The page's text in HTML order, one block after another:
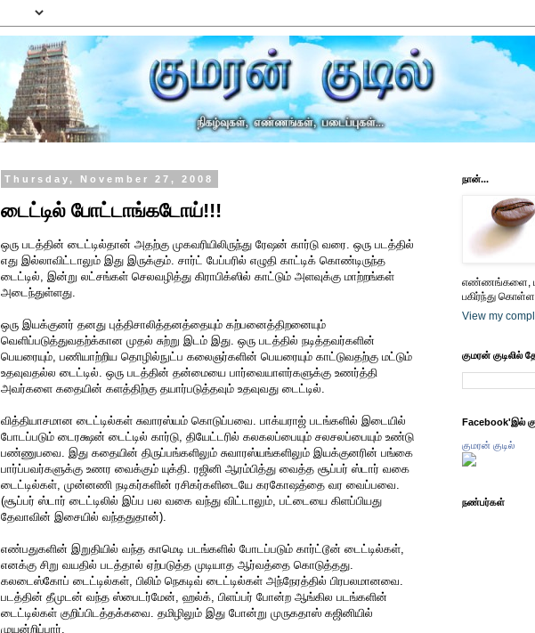
Thursday, November 27, 2008
டைட்டில் போட்டாங்கடோய்!!!
ஒரு படத்தின் டைட்டில்தான் அதற்கு முகவரியிலிருந்து ரேஷன் கார்டு வரை. ஒரு படத்தில்
எது இல்லாவிட்டாலும் இது இருக்கும். சார்ட் பேப்பரில் எழுதி காட்டிக் கொண்டிருந்த
டைட்டில், இன்று லட்சங்கள் செலவழித்து கிராபிக்ஸில் காட்டும் அளவுக்கு மாற்றங்கள்
அடைந்துள்ளது.
ஒரு இயக்குனர் தனது புத்திசாலித்தனத்தையும் கற்பனைத்திறனையும்
வெளிப்படுத்துவதற்க்கான முதல் சுற்று இடம் இது. ஒரு படத்தில் நடித்தவர்களின்
பெயரையும், பணியாற்றிய தொழில்நுட்ப கலைஞர்களின் பெயரையும் காட்டுவதற்கு மட்டும்
உதவுவதல்ல டைட்டில். ஒரு படத்தின் தன்மையை பார்வையாளர்களுக்கு உணர்த்தி
அவர்களை கதையின் களத்திற்கு தயார்படுத்தவும் உதவுவது டைட்டில்.
வித்தியாசமான டைட்டில்கள் சுவாரஸ்யம் கொடுப்பவை. பாக்யராஜ் படங்களில் இடையில்
போடப்படும் டைரக்ஷன் டைட்டில் கார்டு, தியேட்டரில் கலகலப்பையும் சலசலப்பையும் உண்டு
பண்ணுபவை. இது கதையின் திருப்பங்களிலும் சுவாரஸ்யங்களிலும் இயக்குனரின் பங்கை
பார்ப்பவர்களுக்கு உணர வைக்கும் யுக்தி. ரஜினி ஆரம்பித்து வைத்த சூப்பர் ஸ்டார் வகை
டைட்டில்கள், முன்னணி நடிகர்களின் ரசிகர்களிடையே கரகோஷத்தை வர வைப்பவை.
(சூப்பர் ஸ்டார் டைட்டிலில் இப்ப பல வகை வந்து விட்டாலும், பட்டையை கிளப்பியது
தேவாவின் இசையில் வந்ததுதான்).
எண்பதுகளின் இறுதியில் வந்த காமெடி படங்களில் போடப்படும் கார்ட்டூன் டைட்டில்கள்,
எனக்கு சிறு வயதில் படத்தால் ஏற்படுத்த முடியாத ஆர்வத்தை கொடுத்தது.
கலடைஸ்கோப் டைட்டில்கள், பிலிம் நெகடிவ் டைட்டில்கள் அந்நேரத்தில் பிரபலமானவை.
படத்தின் தீமுடன் வந்த ஸ்பைடர்மேன், ஹல்க், பிளப்பர் போன்ற ஆங்கில படங்களின்
டைட்டில்கள் குறிப்பிடத்தக்கவை. தமிழிலும் இது போன்று முருகதாஸ் கஜினியில்
முயன்றிப்பார்.
நான்...
எண்ணங்களை,
பகிர்ந்து
View my
குமரன் குடிலில்
Facebook'இல்
குமரன் குடில்
நண்பர்கள்